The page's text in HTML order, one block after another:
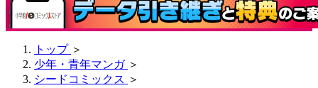
トップ ＞
少年・青年マンガ ＞
シードコミックス ＞